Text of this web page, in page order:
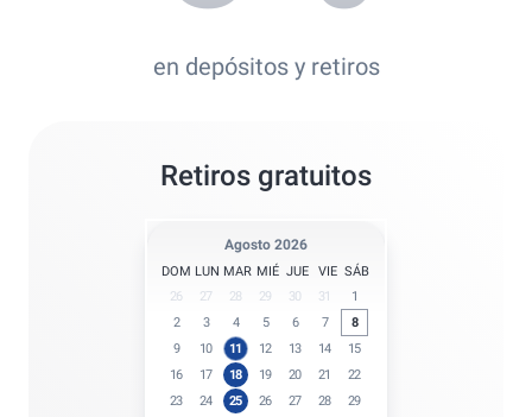
en depósitos y retiros
Retiros gratuitos
Agosto 2026
DOM LUN MAR MIÉ JUE VIE SÁB
26
27 28 29 30 31
1
2
3 4 5 6 7
8
9
10 11 12 13 14
15
16
17 18 19 20 21
22
23
24 25 26 27 28
29